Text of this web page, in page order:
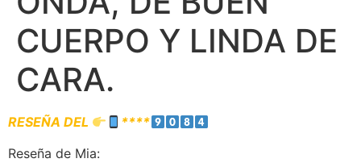
CUERPO Y LINDA DE
CARA.
RESEÑA DEL
****
Reseña de Mia: